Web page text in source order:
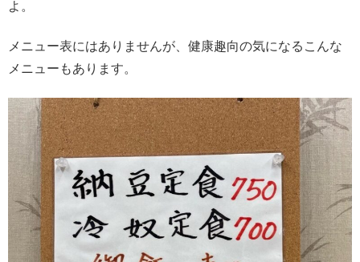
よ。
メニュー表にはありませんが、健康趣向の気になるこんな
メニューもあります。